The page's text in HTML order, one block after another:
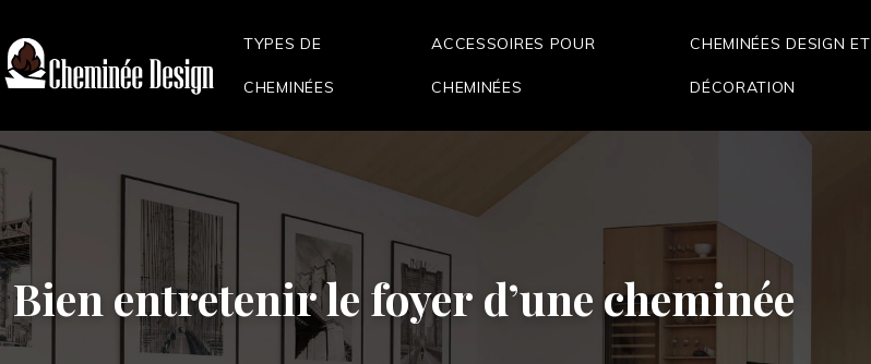
TYPES DE
CHEMINÉES
ACCESSOIRES POUR
CHEMINÉES
CHEMINÉES DESIGN ET
DÉCORATION
Bien entretenir le foyer d’une cheminée